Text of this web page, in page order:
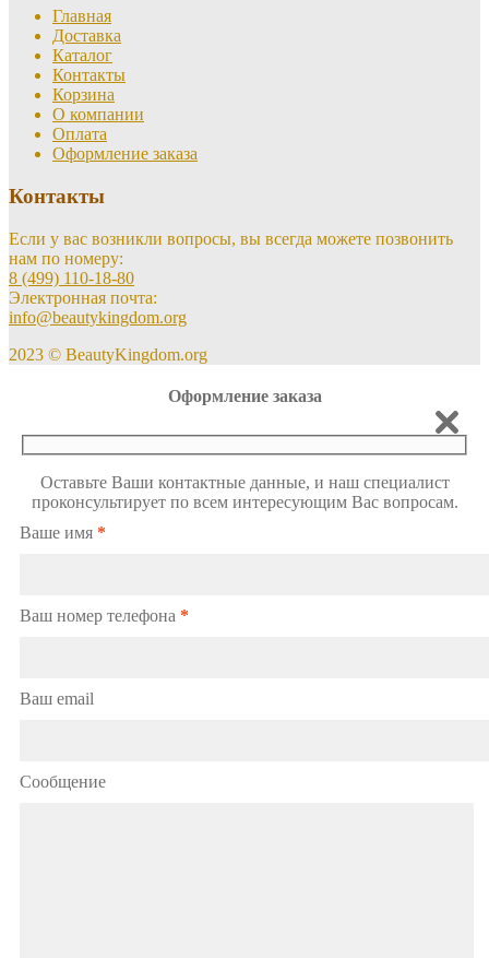
Главная
Доставка
Каталог
Контакты
Корзина
О компании
Оплата
Оформление заказа
Контакты
Если у вас возникли вопросы, вы всегда можете позвонить
нам по номеру:
8 (499) 110-18-80
Электронная почта:
info@beautykingdom.org
2023 © BeautyKingdom.org
Оформление заказа
Оставьте Ваши контактные данные, и наш специалист
проконсультирует по всем интересующим Вас вопросам.
Ваше имя *
Ваш номер телефона *
Ваш email
Сообщение